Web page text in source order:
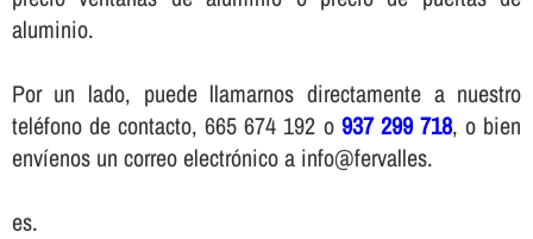
aluminio.
Por un lado, puede llamarnos directamente a nuestro
teléfono de contacto, 665 674 192 o 937 299 718, o bien
enví­enos un correo electrónico a info@fervalles.
es.